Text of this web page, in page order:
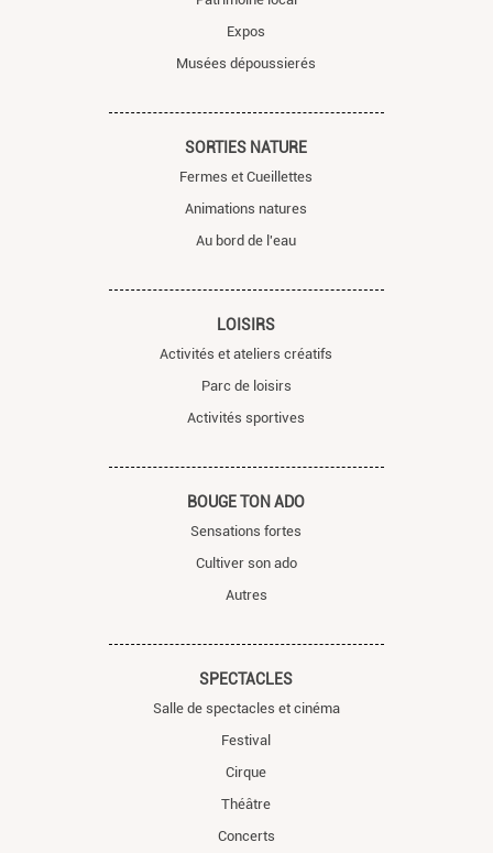
Expos
Musées dépoussierés
SORTIES NATURE
Fermes et Cueillettes
Animations natures
Au bord de l'eau
LOISIRS
Activités et ateliers créatifs
Parc de loisirs
Activités sportives
BOUGE TON ADO
Sensations fortes
Cultiver son ado
Autres
SPECTACLES
Salle de spectacles et cinéma
Festival
Cirque
Théâtre
Concerts